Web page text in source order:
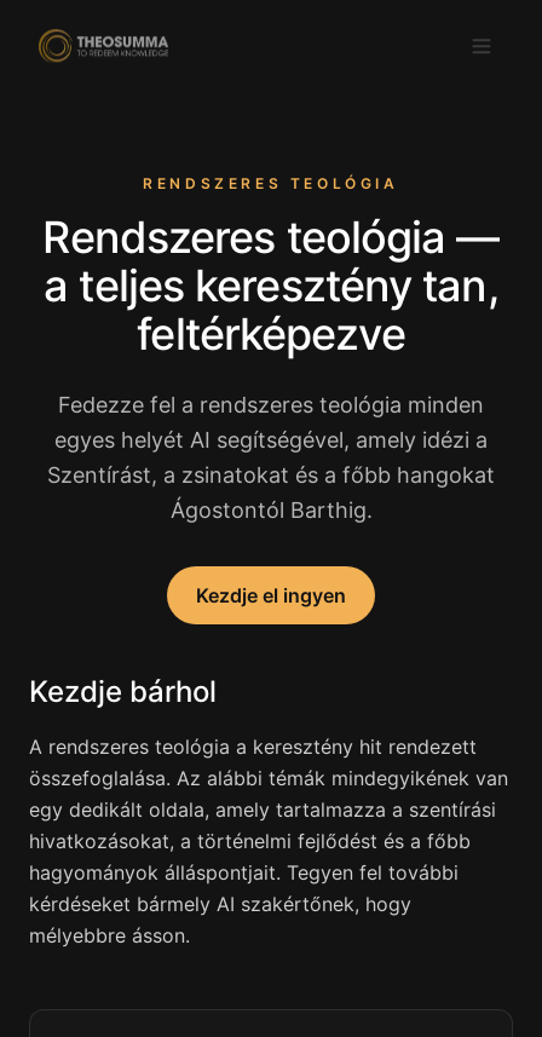
App Store-ból Google Play-en
RENDSZERES TEOLÓGIA
Rendszeres teológia —
a teljes keresztény tan,
feltérképezve
Fedezze fel a rendszeres teológia minden
egyes helyét AI segítségével, amely idézi a
Szentírást, a zsinatokat és a főbb hangokat
Ágostontól Barthig.
Kezdje el ingyen
Kezdje bárhol
A rendszeres teológia a keresztény hit rendezett
összefoglalása. Az alábbi témák mindegyikének van
egy dedikált oldala, amely tartalmazza a szentírási
hivatkozásokat, a történelmi fejlődést és a főbb
hagyományok álláspontjait. Tegyen fel további
kérdéseket bármely AI szakértőnek, hogy
mélyebbre ásson.